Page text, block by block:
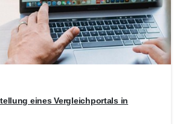
0
eines Vergleichportals in